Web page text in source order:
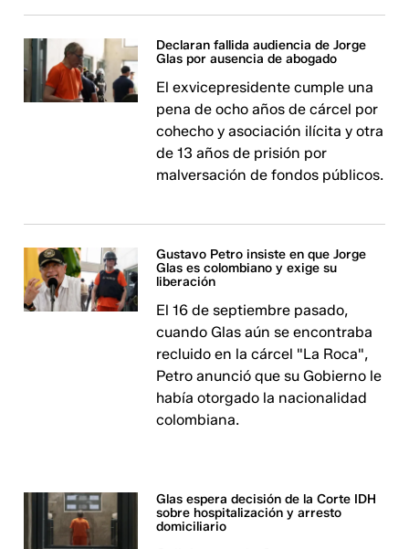
Declaran fallida audiencia de Jorge
Glas por ausencia de abogado
El exvicepresidente cumple una
pena de ocho años de cárcel por
cohecho y asociación ilícita y otra
de 13 años de prisión por
malversación de fondos públicos.
Gustavo Petro insiste en que Jorge
Glas es colombiano y exige su
liberación
El 16 de septiembre pasado,
cuando Glas aún se encontraba
recluido en la cárcel "La Roca",
Petro anunció que su Gobierno le
había otorgado la nacionalidad
colombiana.
Glas espera decisión de la Corte IDH
sobre hospitalización y arresto
domiciliario